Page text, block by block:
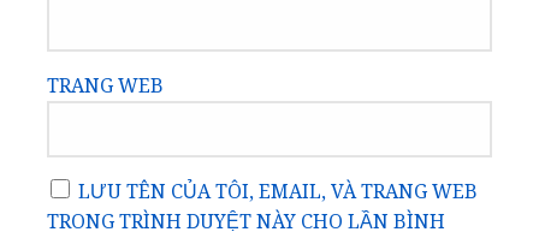
TRANG WEB
LƯU TÊN CỦA TÔI, EMAIL, VÀ TRANG WEB
TRONG TRÌNH DUYỆT NÀY CHO LẦN BÌNH